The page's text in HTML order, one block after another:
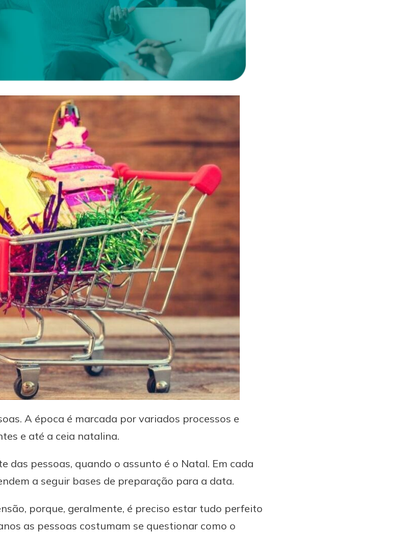
A época é marcada por variados processos e
e até a ceia natalina.
das pessoas, quando o assunto é o Natal. Em cada
a seguir bases de preparação para a data.
porque, geralmente, é preciso estar tudo perfeito
as pessoas costumam se questionar como o